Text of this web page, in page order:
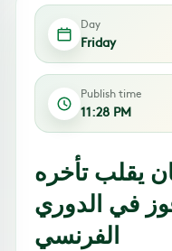
Day
Friday
Publish time
11:28 PM
يقلب تأخره
في الدوري
الفرنسي